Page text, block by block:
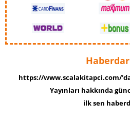
https://www.scalakitapci.com/
Yayınları hakkında
ilk sen